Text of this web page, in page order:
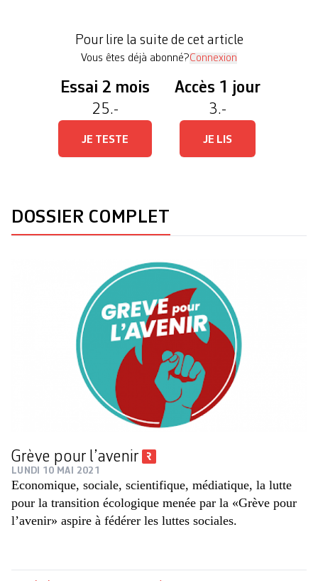
L’opérateur […]
Pour lire la suite de cet article
Vous êtes déjà abonné?Connexion
Essai 2 mois
25.-
JE TESTE
Accès 1 jour
3.-
JE LIS
DOSSIER COMPLET
Grève pour l’avenir
LUNDI 10 MAI 2021
Economique, sociale, scientifique, médiatique, la lutte
pour la transition écologique menée par la «Grève pour
l’avenir» aspire à fédérer les luttes sociales.